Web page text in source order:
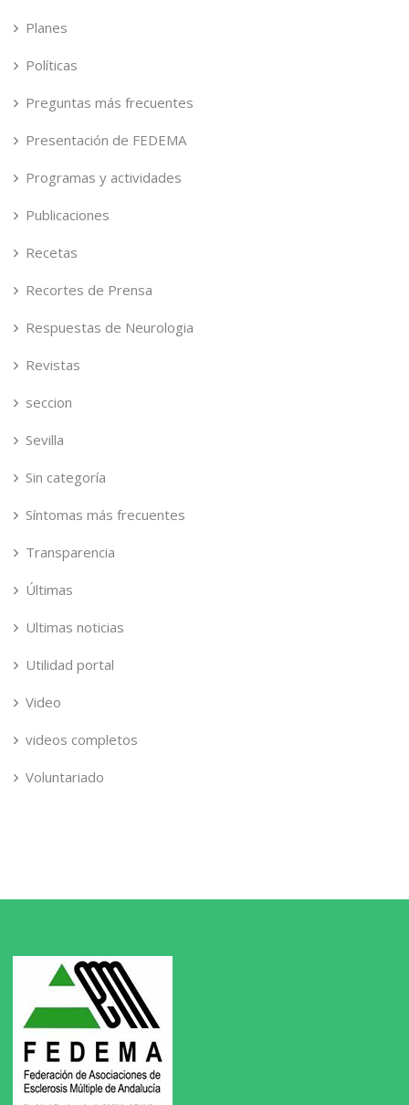
Planes
Políticas
Preguntas más frecuentes
Presentación de FEDEMA
Programas y actividades
Publicaciones
Recetas
Recortes de Prensa
Respuestas de Neurologia
Revistas
seccion
Sevilla
Sin categoría
Síntomas más frecuentes
Transparencia
Últimas
Ultimas noticias
Utilidad portal
Video
videos completos
Voluntariado